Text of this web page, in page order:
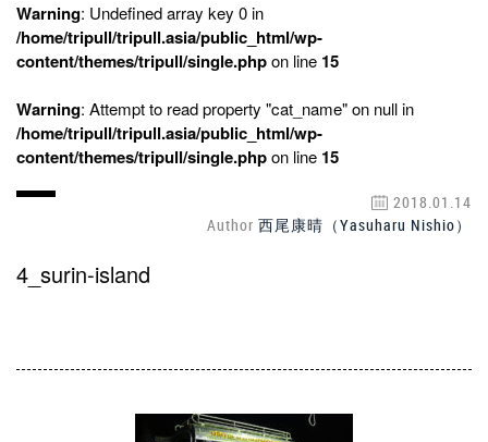
Warning: Undefined array key 0 in
/home/tripull/tripull.asia/public_html/wp-
content/themes/tripull/single.phpon line 15
Warning: Attempt to read property "cat_name" on null in
/home/tripull/tripull.asia/public_html/wp-
content/themes/tripull/single.phpon line 15
2018.01.14
Author 西尾康晴（Yasuharu Nishio）
4_surin-island